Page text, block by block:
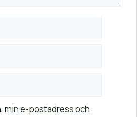
min e-postadress och